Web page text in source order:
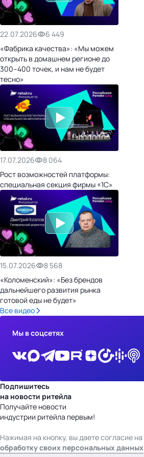
22.07.2026
6 449
«Фабрика качества»: «Мы можем
открыть в домашнем регионе до
300–400 точек, и нам не будет
тесно»
17.07.2026
8 064
Рост возможностей платформы:
специальная секция фирмы «1С»
15.07.2026
8 568
«Коломенский»: «Без брендов
дальнейшего развития рынка
готовой еды не будет»
Все видео
Мы в соцсетях
Подпишитесь
на новости ритейла
Получайте новости
индустрии ритейла первым!
Нажимая на кнопку, вы даете согласие на
обработку своих персональных данных